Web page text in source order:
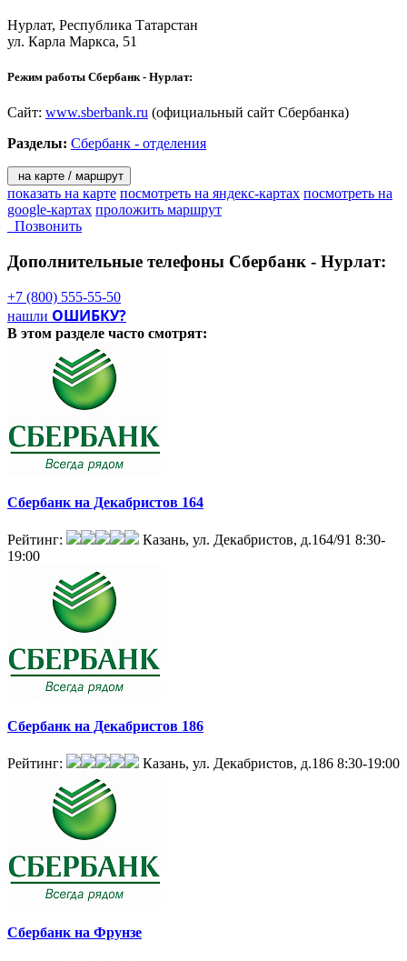
Нурлат, Республика Татарстан
ул. Карла Маркса, 51
Режим работы Сбербанк - Нурлат:
Сайт: www.sberbank.ru (официальный сайт Сбербанка)
Разделы: Сбербанк - отделения
на карте / маршрут
показать на карте посмотреть на яндекс-картах посмотреть на
google-картах проложить маршрут
Позвонить
Дополнительные телефоны Сбербанк - Нурлат:
+7 (800) 555-55-50
нашли ОШИБКУ?
В этом разделе часто смотрят:
Сбербанк на Декабристов 164
Рейтинг: Казань, ул. Декабристов, д.164/91 8:30-
19:00
Сбербанк на Декабристов 186
Рейтинг: Казань, ул. Декабристов, д.186 8:30-19:00
Сбербанк на Фрунзе